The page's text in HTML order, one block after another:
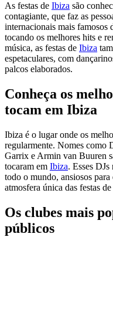
As festas de Ibiza são
contagiante, que faz as
internacionais mais famosos
tocando os melhores hits e
música, as festas de Ibiza
espetaculares, com
palcos elaborados.
Conheça os
tocam em Ibiza
Ibiza é o lugar onde os
regularmente. Nomes como
Garrix e Armin van Buuren
tocaram em Ibiza. Esses
todo o mundo, ansiosos
atmosfera única das festas de
Os clubes mais
públicos